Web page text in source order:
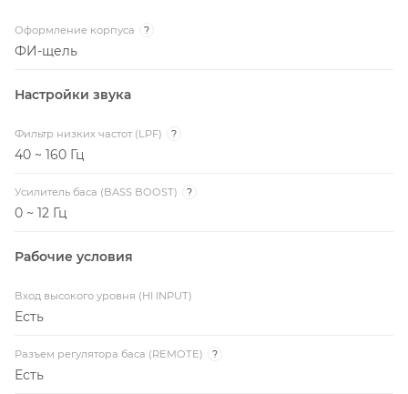
Оформление корпуса ?
ФИ-щель
Настройки звука
Фильтр низких частот (LPF) ?
40 ~ 160 Гц
Усилитель баса (BASS BOOST) ?
0 ~ 12 Гц
Рабочие условия
Вход высокого уровня (HI INPUT)
Есть
Разъем регулятора баса (REMOTE) ?
Есть